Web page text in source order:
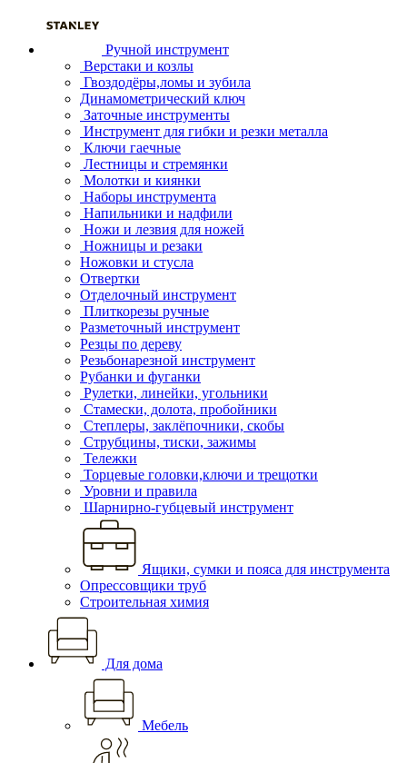
Ручной инструмент
Верстаки и козлы
Гвоздодёры,ломы и зубила
Динамометрический ключ
Заточные инструменты
Инструмент для гибки и резки металла
Ключи гаечные
Лестницы и стремянки
Молотки и киянки
Наборы инструмента
Напильники и надфили
Ножи и лезвия для ножей
Ножницы и резаки
Ножовки и стусла
Отвертки
Отделочный инструмент
Плиткорезы ручные
Разметочный инструмент
Резцы по дереву
Резьбонарезной инструмент
Рубанки и фуганки
Рулетки, линейки, угольники
Стамески, долота, пробойники
Степлеры, заклёпочники, скобы
Струбцины, тиски, зажимы
Тележки
Торцевые головки,ключи и трещотки
Уровни и правила
Шарнирно-губцевый инструмент
Ящики, сумки и пояса для инструмента
Опрессовщики труб
Строительная химия
Для дома
Мебель